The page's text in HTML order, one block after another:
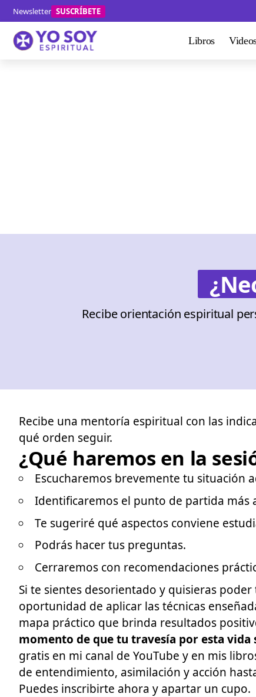
Newsletter SUSCRÍBETE
Libros
Recibe orientación espiritual
Recibe una mentoría espiritual con las
qué orden seguir.
¿Qué haremos en la
Escucharemos brevemente tu situación
Identificaremos el punto de partida
Te sugeriré qué aspectos conviene
Podrás hacer tus preguntas.
Cerraremos con recomendaciones
Si te sientes desorientado y quisieras
oportunidad de aplicar las técnicas
mapa práctico que brinda resultados
momento de que tu travesía por esta
gratis en mi canal de YouTube y en mis
de entendimiento, asimilación y acción
Puedes inscribirte ahora y apartar un cupo.